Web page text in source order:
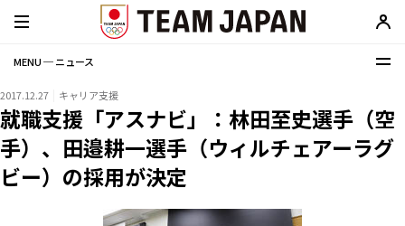
MENU ─ ニュース
2017.12.27 キャリア支援
就職支援「アスナビ」：林田至史選手（空
手）、田邉耕一選手（ウィルチェアーラグ
ビー）の採用が決定